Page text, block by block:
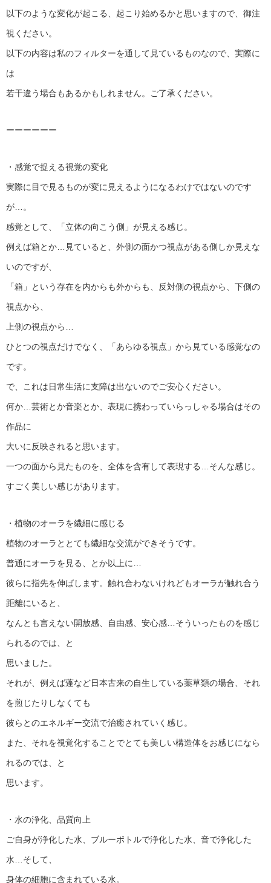
以下のような変化が起こる、起こり始めるかと思いますので、御注
視ください。
以下の内容は私のフィルターを通して見ているものなので、実際に
は
若干違う場合もあるかもしれません。ご了承ください。
ーーーーーー
・感覚で捉える視覚の変化
実際に目で見るものが変に見えるようになるわけではないのです
が…。
感覚として、「立体の向こう側」が見える感じ。
例えば箱とか…見ていると、外側の面かつ視点がある側しか見えな
いのですが、
「箱」という存在を内からも外からも、反対側の視点から、下側の
視点から、
上側の視点から…
ひとつの視点だけでなく、「あらゆる視点」から見ている感覚なの
です。
で、これは日常生活に支障は出ないのでご安心ください。
何か…芸術とか音楽とか、表現に携わっていらっしゃる場合はその
作品に
大いに反映されると思います。
一つの面から見たものを、全体を含有して表現する…そんな感じ。
すごく美しい感じがあります。
・植物のオーラを繊細に感じる
植物のオーラととても繊細な交流ができそうです。
普通にオーラを見る、とか以上に…
彼らに指先を伸ばします。触れ合わないけれどもオーラが触れ合う
距離にいると、
なんとも言えない開放感、自由感、安心感…そういったものを感じ
られるのでは、と
思いました。
それが、例えば蓬など日本古来の自生している薬草類の場合、それ
を煎じたりしなくても
彼らとのエネルギー交流で治癒されていく感じ。
また、それを視覚化することでとても美しい構造体をお感じになら
れるのでは、と
思います。
・水の浄化、品質向上
ご自身が浄化した水、ブルーボトルで浄化した水、音で浄化した
水…そして、
身体の細胞に含まれている水。